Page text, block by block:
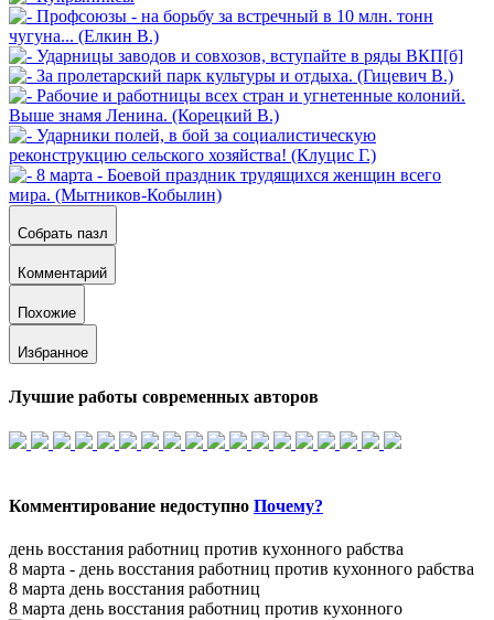
Собрать пазл
Комментарий
Похожие
Избранное
Лучшие работы современных авторов
Комментирование недоступно Почему?
день восстания работниц против кухонного рабства
8 марта - день восстания работниц против кухонного рабства
8 марта день восстания работниц
8 марта день восстания работниц против кухонного